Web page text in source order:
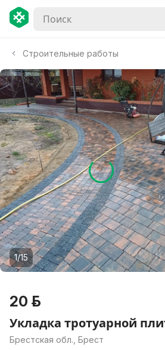
Строительные работы
1/15
20 р.
Укладка тротуарной
Брестская обл., Брест